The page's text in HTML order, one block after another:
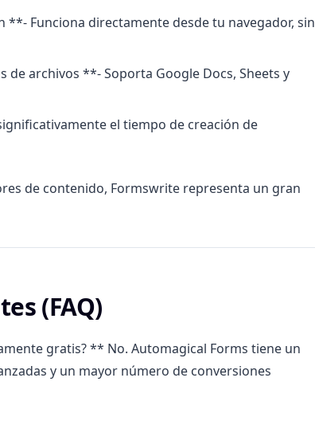
Funciona directamente desde tu navegador, sin
archivos **- Soporta Google Docs, Sheets y
el tiempo de creación de
de contenido, Formswrite representa un gran
(FAQ)
gratis? ** No. Automagical Forms tiene un
y un mayor número de conversiones